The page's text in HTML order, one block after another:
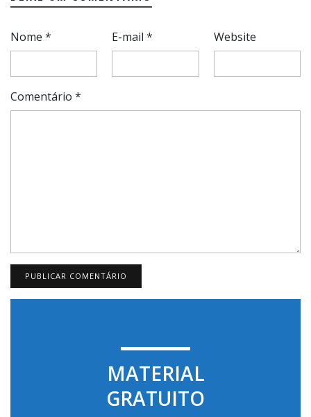
Nome * E-mail* Website
Comentário *
MATERIAL
GRATUITO